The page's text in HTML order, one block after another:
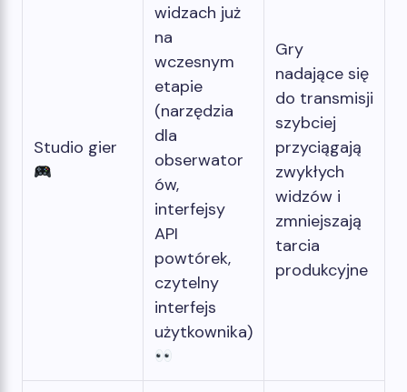
Studio gier
widzach już
na
wczesnym
etapie
(narzędzia
dla
obserwator
ów,
interfejsy
API
powtórek,
czytelny
interfejs
użytkownika)
Gry
nadające się
do transmisji
szybciej
przyciągają
zwykłych
widzów i
zmniejszają
tarcia
produkcyjne